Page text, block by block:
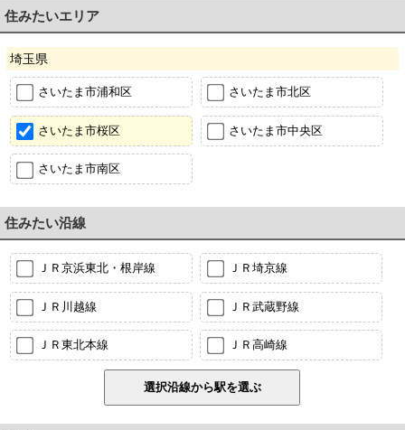
住みたいエリア
埼玉県
さいたま市浦和区 さいたま市北区
さいたま市桜区 さいたま市中央区
さいたま市南区
住みたい沿線
ＪＲ京浜東北・根岸線 ＪＲ埼京線
ＪＲ川越線 ＪＲ武蔵野線
ＪＲ東北本線 ＪＲ高崎線